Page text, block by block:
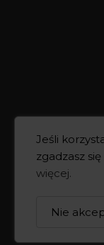
Jeśli
zgadzasz
więcej.
Nie